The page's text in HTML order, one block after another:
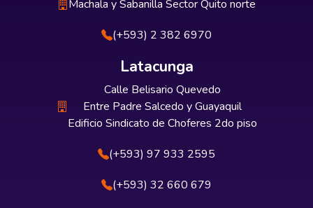
Machala y Sabanilla Sector Quito norte
(+593) 2 382 6970
Latacunga
Calle Belisario Quevedo
Entre Padre Salcedo y Guayaquil
Edificio Sindicato de Choferes 2do piso
(+593) 97 933 2595
(+593) 32 660 679